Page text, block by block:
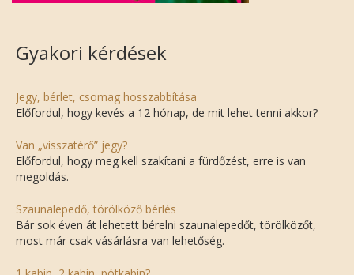
Gyakori kérdések
Jegy, bérlet, csomag hosszabbítása
Előfordul, hogy kevés a 12 hónap, de mit lehet tenni akkor?
Van „visszatérő” jegy?
Előfordul, hogy meg kell szakítani a fürdőzést, erre is van
megoldás.
Szaunalepedő, törölköző bérlés
Bár sok éven át lehetett bérelni szaunalepedőt, törölközőt,
most már csak vásárlásra van lehetőség.